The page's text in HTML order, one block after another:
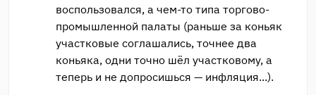
воспользовался, а чем-то типа торгово-
промышленной палаты (раньше за коньяк
участковые соглашались, точнее два
коньяка, одни точно шёл участковому, а
теперь и не допросишься — инфляция...).